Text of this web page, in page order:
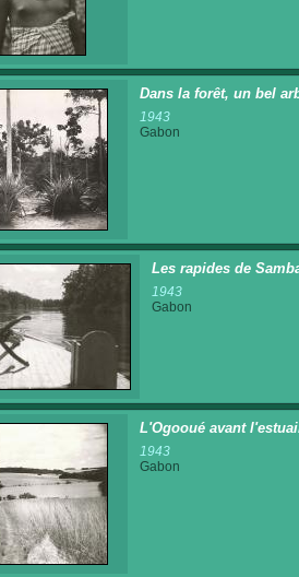
Dans la forêt, un bel
1943
Gabon
Les rapides de
1943
Gabon
L'Ogooué avant
1943
Gabon